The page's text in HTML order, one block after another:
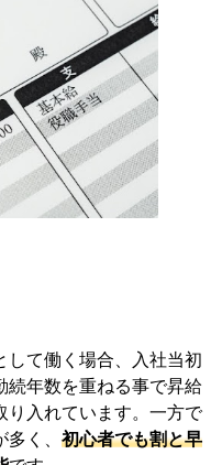
して働く場合、入社当初
続年数を重ねる事で昇給
り入れています。一方で
く、 初心者でも割と早